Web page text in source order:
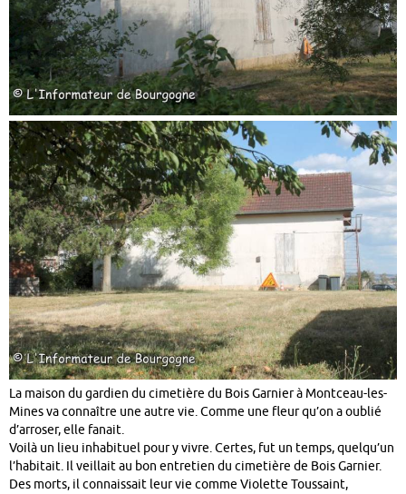
La maison du gardien du cimetière du Bois Garnier à Montceau-les-
Mines va connaître une autre vie. Comme une fleur qu’on a oublié
d’arroser, elle fanait.
Voilà un lieu inhabituel pour y vivre. Certes, fut un temps, quelqu’un
l’habitait. Il veillait au bon entretien du cimetière de Bois Garnier.
Des morts, il connaissait leur vie comme Violette Toussaint,